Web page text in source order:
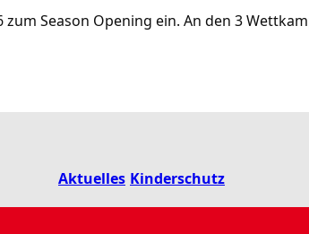
Aktuelles Kinderschutz
zum Season Opening ein. An den 3